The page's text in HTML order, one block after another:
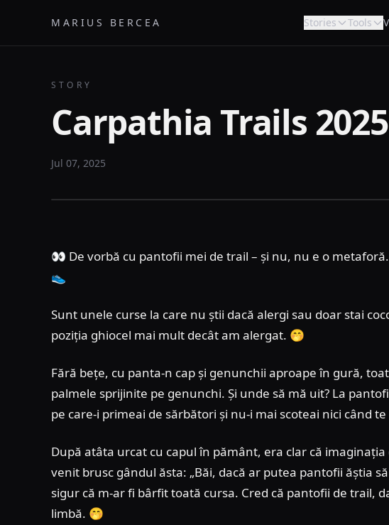
MARIUS BERCEA Stories Tools
STORY
Carpathia Trails 2025
Jul 07, 2025
👀 De vorbă cu pantofii mei de trail – și nu, nu e o
👟
Sunt unele curse la care nu știi dacă alergi sau doar stai
poziția ghiocel mai mult decât am alergat. 🤭
Fără bețe, cu panta-n cap și genunchii aproape în gură,
palmele sprijinite pe genunchi. Și unde să mă uit? La
pe care-i primeai de sărbători și nu-i mai scoteai nici când
După atâta urcat cu capul în pământ, era clar că
venit brusc gândul ăsta: „Băi, dacă ar putea pantofii ăștia
sigur că m-ar fi bârfit toată cursa. Cred că pantofii de trail,
limbă. 🤭